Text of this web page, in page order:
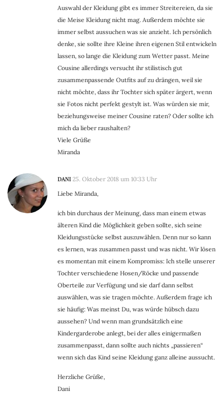
Auswahl der Kleidung gibt es immer Streitereien, da sie
die Meise Kleidung nicht mag. Außerdem möchte sie
immer selbst aussuchen was sie anzieht. Ich persönlich
denke, sie sollte ihre Kleine ihren eigenen Stil entwickeln
lassen, so lange die Kleidung zum Wetter passt. Meine
Cousine allerdings versucht ihr stilistisch gut
zusammenpassende Outfits auf zu drängen, weil sie
nicht möchte, dass ihr Tochter sich später ärgert, wenn
sie Fotos nicht perfekt gestylt ist. Was würden sie mir,
beziehungsweise meiner Cousine raten? Oder sollte ich
mich da lieber raushalten?
Viele Grüße
Miranda
DANI 25. Oktober 2018 um 10:33 Uhr
Liebe Miranda,
ich bin durchaus der Meinung, dass man einem etwas
älteren Kind die Möglichkeit geben sollte, sich seine
Kleidungsstücke selbst auszuwählen. Denn nur so kann
es lernen, was zusammen passt und was nicht. Wir lösen
es momentan mit einem Kompromiss: Ich stelle unserer
Tochter verschiedene Hosen/Röcke und passende
Oberteile zur Verfügung und sie darf dann selbst
auswählen, was sie tragen möchte. Außerdem frage ich
sie häufig: Was meinst Du, was würde hübsch dazu
aussehen? Und wenn man grundsätzlich eine
Kindergarderobe anlegt, bei der alles einigermaßen
zusammenpasst, dann sollte auch nichts „passieren“
wenn sich das Kind seine Kleidung ganz alleine aussucht.
Herzliche Grüße,
Dani